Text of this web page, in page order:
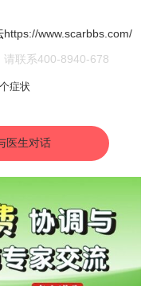
https://www.scarbbs.com/
请联系400-8940-678
症状
医生对话